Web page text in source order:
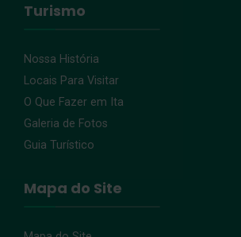
Turismo
Nossa História
Locais Para Visitar
O Que Fazer em Ita
Galeria de Fotos
Guia Turístico
Mapa do Site